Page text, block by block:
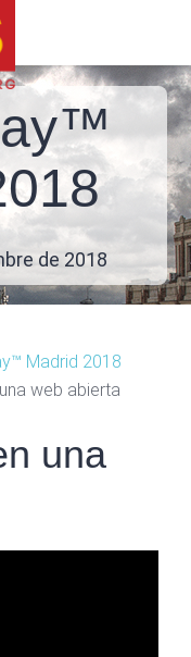
de 2018
Madrid 2018
web abierta
una